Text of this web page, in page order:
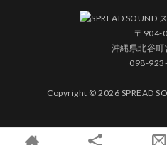
〒904-
沖縄県北谷
098-
Copyright © 2026 SPREAD